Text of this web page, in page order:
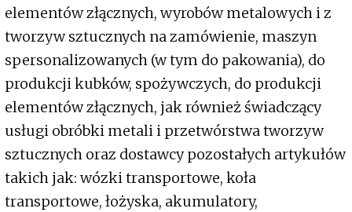
elementów złącznych, wyrobów metalowych i z
tworzyw sztucznych na zamówienie, maszyn
spersonalizowanych (w tym do pakowania), do
produkcji kubków, spożywczych, do produkcji
elementów złącznych, jak również świadczący
usługi obróbki metali i przetwórstwa tworzyw
sztucznych oraz dostawcy pozostałych artykułów
takich jak: wózki transportowe, koła
transportowe, łożyska, akumulatory,